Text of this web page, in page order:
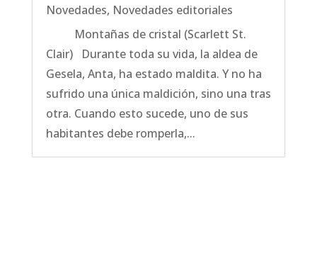
Novedades, Novedades editoriales
Montañas de cristal (Scarlett St.
Clair) Durante toda su vida, la aldea de
Gesela, Anta, ha estado maldita. Y no ha
sufrido una única maldición, sino una tras
otra. Cuando esto sucede, uno de sus
habitantes debe romperla,...